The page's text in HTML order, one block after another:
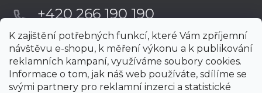
K zajištění potřebných funkcí, které Vám zpříjemní
návštěvu e-shopu, k měření výkonu a k publikování
reklamních kampaní, využíváme soubory cookies.
Informace o tom, jak náš web používáte, sdílíme se
svými partnery pro reklamní inzerci a statistické
+420 266 190 190